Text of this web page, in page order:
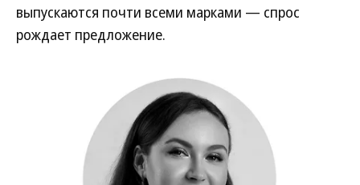
выпускаются почти всеми марками — спрос
рождает предложение.